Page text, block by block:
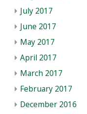
July 2017
June 2017
May 2017
April 2017
March 2017
February 2017
December 2016